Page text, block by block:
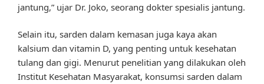
jantung,” ujar Dr. Joko, seorang dokter spesialis jantung.
Selain itu, sarden dalam kemasan juga kaya akan
kalsium dan vitamin D, yang penting untuk kesehatan
tulang dan gigi. Menurut penelitian yang dilakukan oleh
Institut Kesehatan Masyarakat, konsumsi sarden dalam